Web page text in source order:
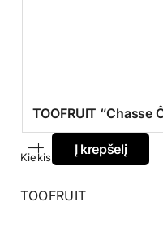
TOOFRUIT “Chasse
Kiekis Į krepšelį
TOOFRUIT